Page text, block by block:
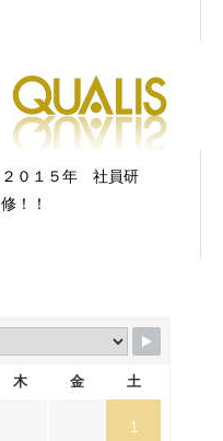
２０１５年 社員研
修！！
木 金 土
1